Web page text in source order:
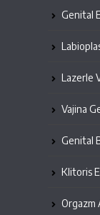
Genital
Lazerle
Vajina
Genital
Klitoris
Orgazm